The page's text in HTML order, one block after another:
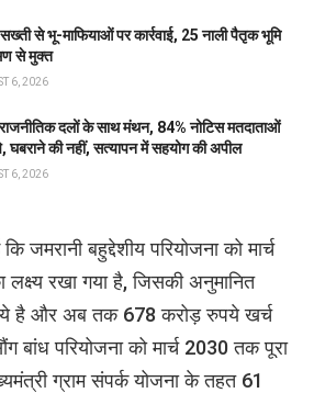
से भू-माफियाओं पर कार्रवाई, 25 नाली पैतृक भूमि
से मुक्त
6, 2026
दलों के साथ मंथन, 84% नोटिस मतदाताओं
की नहीं, सत्यापन में सहयोग की अपील
6, 2026
जमरानी बहुद्देशीय परियोजना को मार्च
रखा गया है, जिसकी अनुमानित
है और अब तक 678 करोड़ रुपये खर्च
बांध परियोजना को मार्च 2030 तक पूरा
ग्राम संपर्क योजना के तहत 61